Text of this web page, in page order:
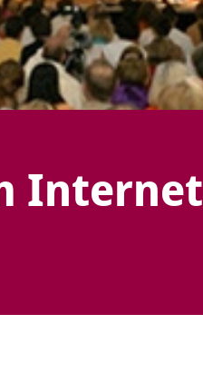
Internet